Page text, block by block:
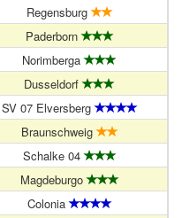
Regensburg
Paderborn
Norimberga
Dusseldorf
SV 07 Elversberg
Braunschweig
Schalke 04
Magdeburgo
Colonia